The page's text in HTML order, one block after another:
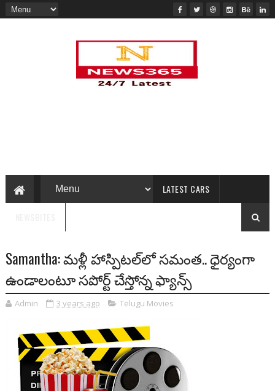
LATEST CARS
Samantha: మళ్లీ హాస్పిటల్‌లో స‌మంత‌.. ధైర్యంగా
ఉండాలంటూ స‌పోర్ట్ చేస్తోన్న ఫ్యాన్స్‌
Admin 3 years ago Telugu Movies